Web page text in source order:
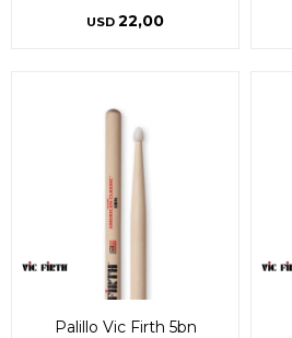
USD 22,00
Palillo Vic Firth 5bn